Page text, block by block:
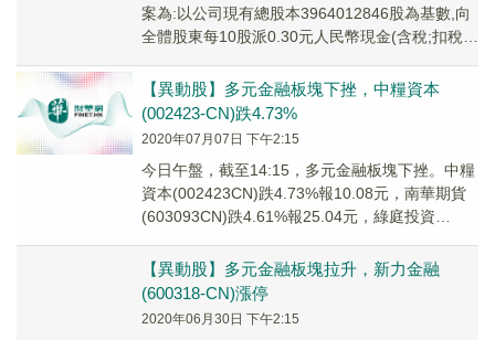
案為:以公司現有總股本3964012846股為基數,向
全體股東每10股派0.30元人民幣現金(含稅;扣稅
【異動股】多元金融板塊下挫，中糧資本
(002423-CN)跌4.73%
2020年07月07日 下午2:15
今日午盤，截至14:15，多元金融板塊下挫。中糧
資本(002423CN)跌4.73%報10.08元，南華期貨
(603093CN)跌4.61%報25.04元，綠庭投資
【異動股】多元金融板塊拉升，新力金融
(600318-CN)漲停
2020年06月30日 下午2:15